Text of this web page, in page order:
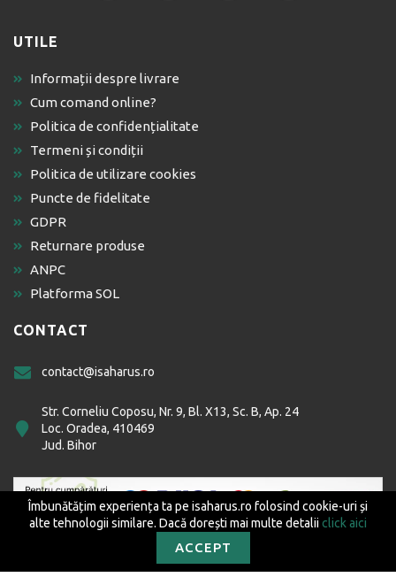
Îmbunătățim experiența ta pe isaharus.ro folosind cookie-uri și
alte tehnologii similare. Dacă dorești mai multe detalii click aici
ACCEPT
UTILE
Informații despre livrare
Cum comand online?
Politica de confidențialitate
Termeni și condiții
Politica de utilizare cookies
Puncte de fidelitate
GDPR
Returnare produse
ANPC
Platforma SOL
CONTACT
contact@isaharus.ro
Str. Corneliu Coposu, Nr. 9, Bl. X13, Sc. B, Ap. 24
Loc. Oradea, 410469
Jud. Bihor